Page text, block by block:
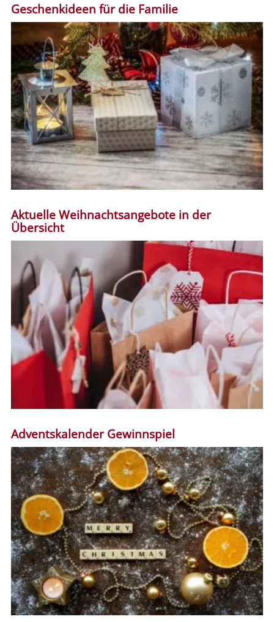
Geschenkideen für die Familie
Aktuelle Weihnachtsangebote in der
Übersicht
Adventskalender Gewinnspiel